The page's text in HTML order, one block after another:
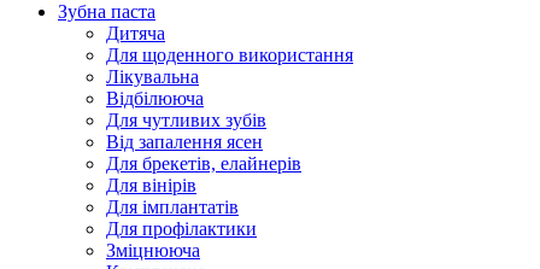
Зубна паста
Дитяча
Для щоденного використання
Лікувальна
Відбілююча
Для чутливих зубів
Від запалення ясен
Для брекетів, елайнерів
Для вінірів
Для імплантатів
Для профілактики
Зміцнююча